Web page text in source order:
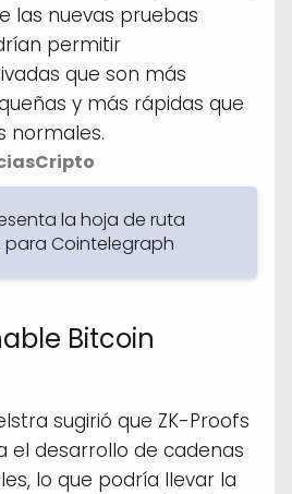
las nuevas pruebas
permitir
que son más
y más rápidas que
normales.
la hoja de ruta
para Cointelegraph
Bitcoin
sugirió que ZK-Proofs
el desarrollo de cadenas
lo que podría llevar la